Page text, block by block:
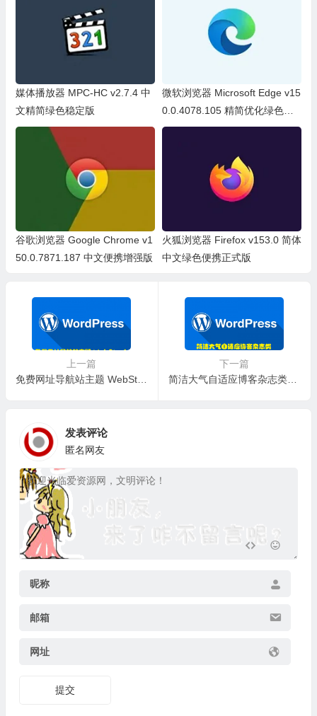
媒体播放器 MPC-HC v2.7.4 中
文精简绿色稳定版
微软浏览器 Microsoft Edge v15
0.0.4078.105 精简优化绿色便
携版
谷歌浏览器 Google Chrome v1
50.0.7871.187 中文便携增强版
火狐浏览器 Firefox v153.0 简体
中文绿色便携正式版
上一篇
免费网址导航站主题 WebStack——WordPress主题
下一篇
简洁大气自适应博客杂志类免费主题 CX-MULTI——WordPress主题
发表评论
匿名网友
昵称
邮箱
网址
提交